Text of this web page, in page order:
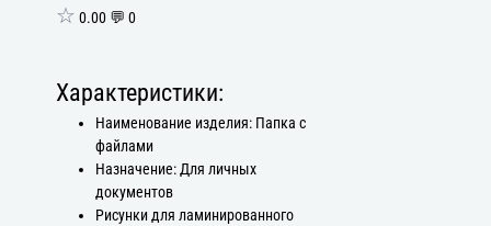
☆ 0.00 💬 0
Характеристики:
Наименование изделия: Папка с
файлами
Назначение: Для личных
документов
Рисунки для ламинированного